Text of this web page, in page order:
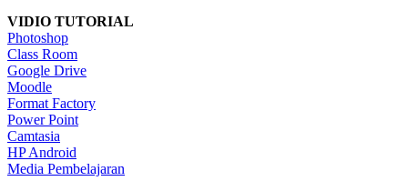
VIDIO TUTORIAL
Photoshop
Class Room
Google Drive
Moodle
Format Factory
Power Point
Camtasia
HP Android
Media Pembelajaran